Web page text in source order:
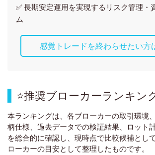
✅ 長期安定運用を実現するリスク管理・
ム
感覚トレードを終わらせたい方
⭐推奨ブローカーランキン
本ランキングは、各ブローカーの取引環境
柄仕様、過去データでの検証結果、ロット
を総合的に確認し、現時点で比較候補とし
ローカーの目安として整理したものです。